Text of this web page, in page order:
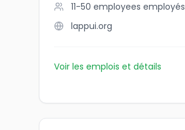
11-50 employees employés
lappui.org
Voir les emplois et détails